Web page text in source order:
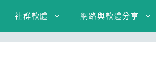
社群軟體 網路與軟體分享